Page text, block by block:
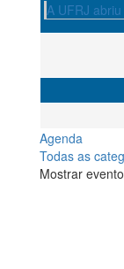
A UFRJ
Agenda
Todas as
Mostrar